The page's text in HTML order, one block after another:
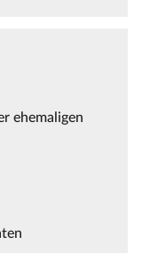
ehemaligen